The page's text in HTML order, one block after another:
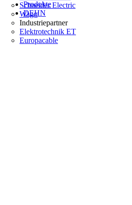
Schneider Electric
Wago
Industriepartner
Elektrotechnik ET
Europacable
Produkte
DEHN